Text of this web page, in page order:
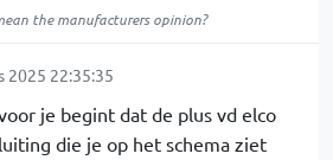
the manufacturers opinion?
2025 22:35:35
je begint dat de plus vd elco
die je op het schema ziet